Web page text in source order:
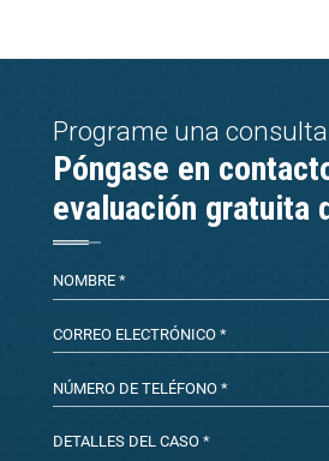
Programe una consulta
Póngase en
evaluación gratuita